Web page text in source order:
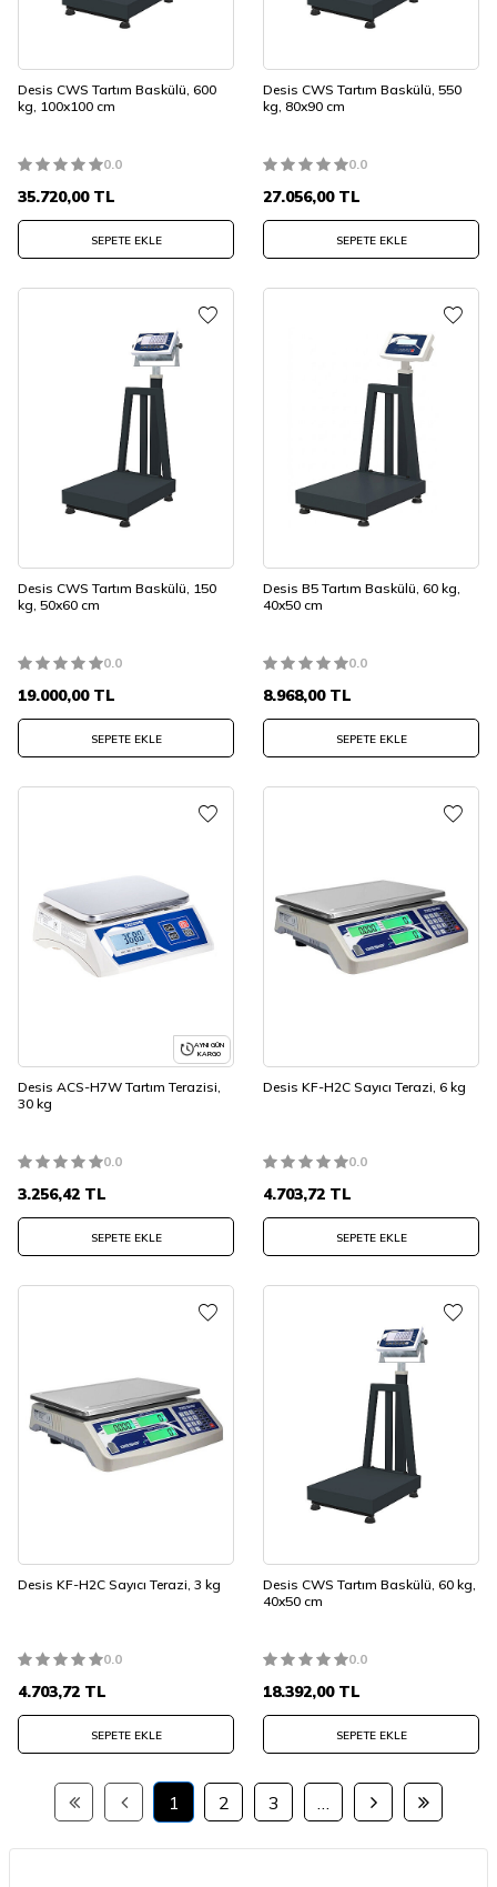
Desis CWS Tartım Baskülü, 600
kg, 100x100 cm
0.0
35.720,00TL
SEPETE EKLE
Desis CWS Tartım Baskülü, 550
kg, 80x90 cm
0.0
27.056,00TL
SEPETE EKLE
Desis CWS Tartım Baskülü, 150
kg, 50x60 cm
0.0
19.000,00TL
SEPETE EKLE
Desis B5 Tartım Baskülü, 60 kg,
40x50 cm
0.0
8.968,00TL
SEPETE EKLE
AYNI GÜN
KARGO
Desis ACS-H7W Tartım Terazisi,
30 kg
0.0
3.256,42 TL
SEPETE EKLE
Desis KF-H2C Sayıcı Terazi, 6 kg
0.0
4.703,72 TL
SEPETE EKLE
Desis KF-H2C Sayıcı Terazi, 3 kg
0.0
4.703,72 TL
SEPETE EKLE
Desis CWS Tartım Baskülü, 60 kg,
40x50 cm
0.0
18.392,00TL
SEPETE EKLE
1 2 3